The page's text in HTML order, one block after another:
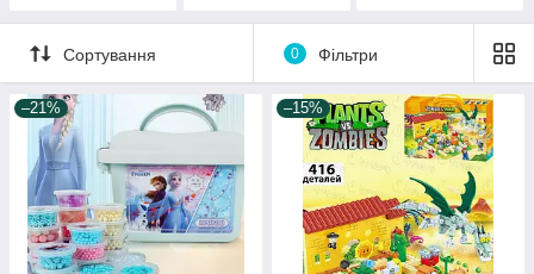
Сортування 0 Фільтри
–21% –15%